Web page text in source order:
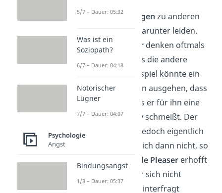
Aber auchBeziehungen zu anderen
Menschen können darunter leiden.
DennPeople Pleaser denken oftmals
nur, sie wüssten, was die andere
Person will. Zum Beispiel könnte ein
People Pleaser
davon ausgehen, dass
sein Freund will, dass er für ihn eine
Überraschungsparty schmeißt. Der
Freund möchte das jedoch eigentlich
gar nicht und freut sich dann nicht, so
wie es sich der
People Pleasererhofft
hat. Dadurch fühlt er sich nicht
wertgeschätzt und hinterfragt
5/7 – Dauer: 05:32
Was ist ein
Soziopath?
6/7 – Dauer: 04:18
Notorischer
Lügner
7/7 – Dauer: 04:07
Psychologie
Angst
Bindungsangst
1/3 – Dauer: 05:37